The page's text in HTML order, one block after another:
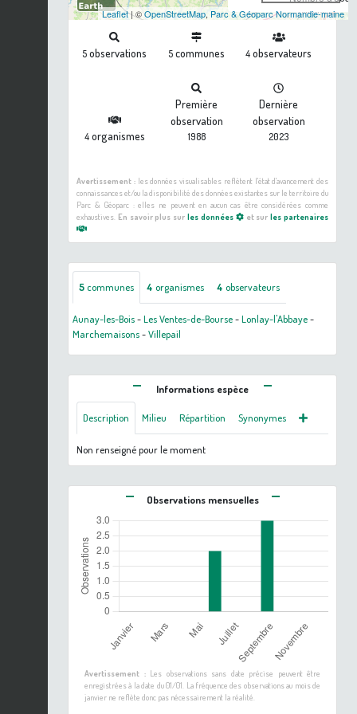
Leaflet| ©OpenStreetMap, Parc & Géoparc Normandie-maine
5observations 5communes 4observateurs
4organismes
Première
observation
1988
Dernière
observation
2023
Avertissement :les données visualisables reflètent l'état d'avancement des
connaissances et/ou la disponibilité des données existantes sur le territoire du
Parc & Géoparc : elles ne peuvent en aucun cas être considérées comme
exhaustives. En savoir plus sur les données et surles partenaires
5communes 4 organismes 4 observateurs
Aunay-les-Bois-Les Ventes-de-Bourse-Lonlay-l'Abbaye-
Marchemaisons-Villepail
Informations espèce
Description Milieu Répartition Synonymes
Non renseigné pour le moment
Observations mensuelles
Avertissement :Les observations sans date précise peuvent être
enregistrées à la date du 01/01. La fréquence des observations au mois de
janvier ne reflète donc pas nécessairement la réalité.